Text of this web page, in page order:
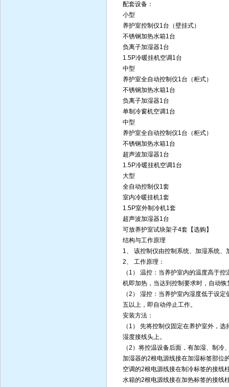
配套设备：
小型
养护室控制仪1台（壁挂式）
不锈钢加热水箱1台
负离子加湿器1台
1.5P冷暖挂机空调1台
中型
养护室全自动控制仪1台（柜式）
不锈钢加热水箱1台
负离子加湿器1台
单制冷窗机空调1台
中型
养护室全自动控制仪1台（柜式）
不锈钢加热水箱1台
超声波加湿器1台
1.5P冷暖挂机空调1台
大型
全自动控制仪1套
室内冷暖挂机1套
1.5P室外制冷机1套
超声波加湿器1台
可放养护室试块架子4套【选购】
结构与工作原理
1、 该控制仪由控制系统、加湿系统
2、 工作原理：
（1） 温控：当养护室内的温度高于
机即加热，当达到控制要求时，自动
（2） 湿控：当养护室内湿度低于设
五以上，即自动停止工作。
安装方法：
（1） 先将控制仪固定在养护室外，
湿度接线头上。
（2）将控温设备后面，有加湿、制冷
加湿器的2根电源线接在加湿标签部位
空调的2根电源线接在制冷标签的接线
水箱的2根电源线接在加热标签的接线